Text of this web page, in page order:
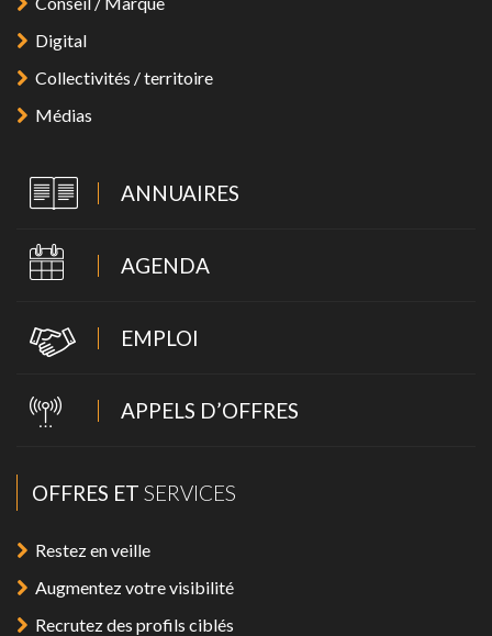
Digital
Collectivités / territoire
Médias
ANNUAIRES
AGENDA
EMPLOI
APPELS D’OFFRES
OFFRES ET SERVICES
Restez en veille
Augmentez votre visibilité
Recrutez des profils ciblés